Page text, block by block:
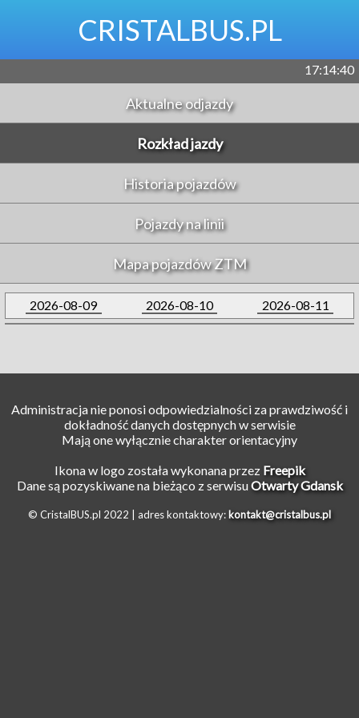
CRISTALBUS.PL
17:14:40
Aktualne odjazdy
Rozkład jazdy
Historia pojazdów
Pojazdy na linii
Mapa pojazdów ZTM
2026-08-09 2026-08-10 2026-08-11
Administracja nie ponosi odpowiedzialności za prawdziwość i
dokładność danych dostępnych w serwisie
Mają one wyłącznie charakter orientacyjny
Ikona w logo została wykonana przez Freepik
Dane są pozyskiwane na bieżąco z serwisuOtwarty Gdansk
© CristalBUS.pl 2022 | adres kontaktowy: kontakt@cristalbus.pl